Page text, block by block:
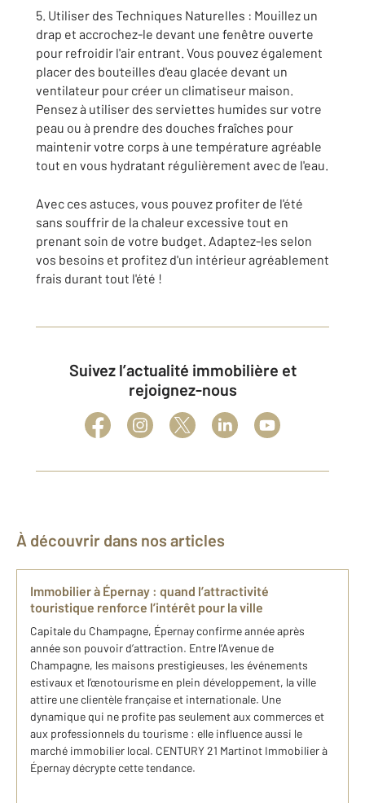
5. Utiliser des Techniques Naturelles : Mouillez un
drap et accrochez-le devant une fenêtre ouverte
pour refroidir l'air entrant. Vous pouvez également
placer des bouteilles d'eau glacée devant un
ventilateur pour créer un climatiseur maison.
Pensez à utiliser des serviettes humides sur votre
peau ou à prendre des douches fraîches pour
maintenir votre corps à une température agréable
tout en vous hydratant régulièrement avec de l'eau.
Avec ces astuces, vous pouvez profiter de l'été
sans souffrir de la chaleur excessive tout en
prenant soin de votre budget. Adaptez-les selon
vos besoins et profitez d'un intérieur agréablement
frais durant tout l'été !
Suivez l’actualité immobilière et
rejoignez-nous
À découvrir dans nos articles
Immobilier à Épernay : quand l’attractivité
touristique renforce l’intérêt pour la ville
Capitale du Champagne, Épernay confirme année après
année son pouvoir d’attraction. Entre l’Avenue de
Champagne, les maisons prestigieuses, les événements
estivaux et l’œnotourisme en plein développement, la ville
attire une clientèle française et internationale. Une
dynamique qui ne profite pas seulement aux commerces et
aux professionnels du tourisme : elle influence aussi le
marché immobilier local. CENTURY 21 Martinot Immobilier à
Épernay décrypte cette tendance.